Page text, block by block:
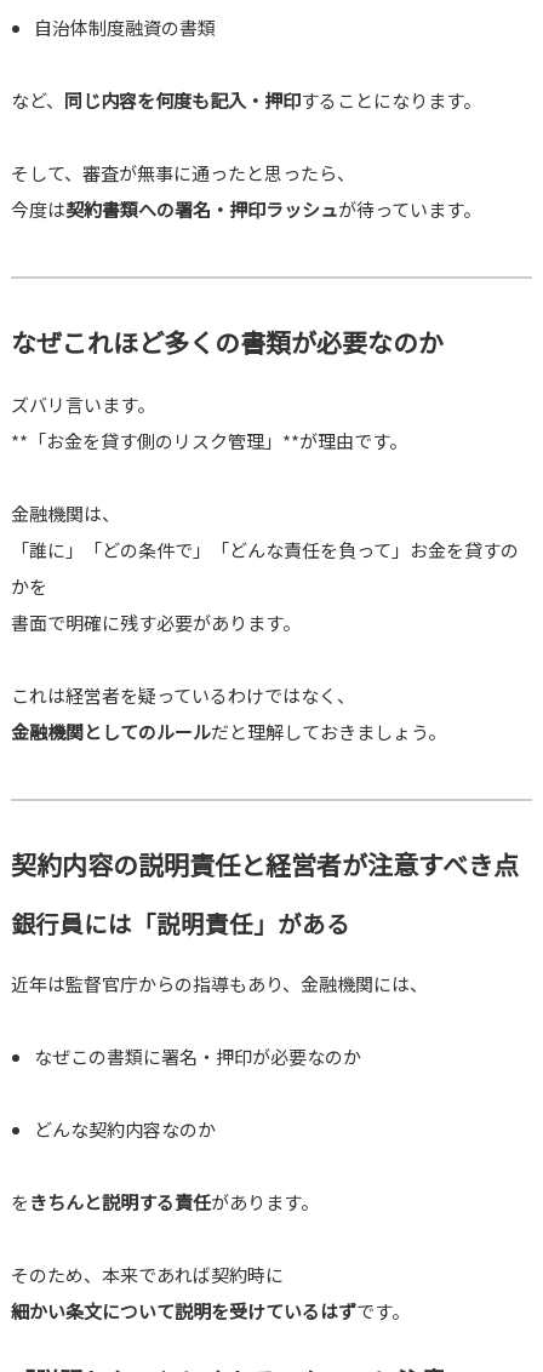
自治体制度融資の書類
など、 同じ内容を何度も記入・押印することになります。
そして、審査が無事に通ったと思ったら、
今度は契約書類への署名・押印ラッシュが待っています。
なぜこれほど多くの書類が必要なのか
ズバリ言います。
**「お金を貸す側のリスク管理」**が理由です。
金融機関は、
「誰に」「どの条件で」「どんな責任を負って」お金を貸すの
かを
書面で明確に残す必要があります。
これは経営者を疑っているわけではなく、
金融機関としてのルールだと理解しておきましょう。
契約内容の説明責任と経営者が注意すべき点
銀行員には「説明責任」がある
近年は監督官庁からの指導もあり、金融機関には、
なぜこの書類に署名・押印が必要なのか
どんな契約内容なのか
をきちんと説明する責任があります。
そのため、本来であれば契約時に
細かい条文について説明を受けているはずです。